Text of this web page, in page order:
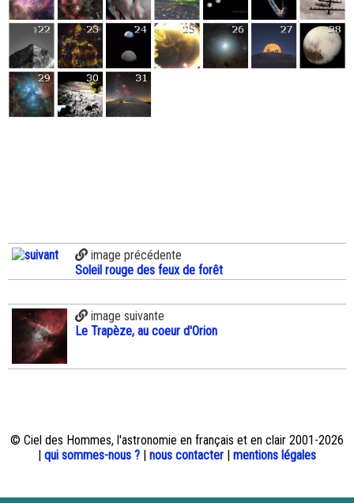
image précédente
Soleil rouge des feux de forêt
image suivante
Le Trapèze, au coeur d'Orion
© Ciel des Hommes, l'astronomie en français et en clair 2001-2026
qui sommes-nous ? nous contacter mentions légales